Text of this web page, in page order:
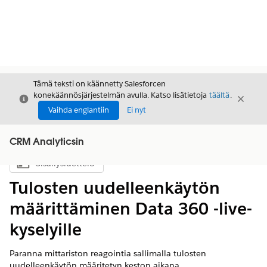
Sulje
Tämä teksti on käännetty Salesforcen
konekäännösjärjestelmän avulla. Katso lisätietoja täältä.
Vaihda englantiin
Ei nyt
Sulje
CRM Analyticsin
Näytä sisällysluettelo
Sisällysluettelo
Tulosten uudelleenkäytön
määrittäminen Data 360 -live-
kyselyille
Paranna mittariston reagointia sallimalla tulosten